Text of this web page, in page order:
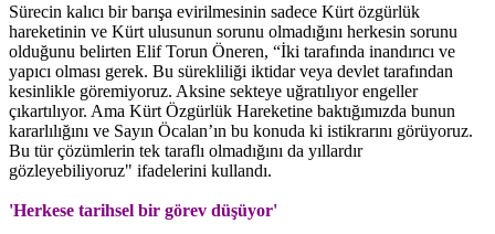
Sürecin kalıcı bir barışa evirilmesinin sadece Kürt özgürlük
hareketinin ve Kürt ulusunun sorunu olmadığını herkesin sorunu
olduğunu belirten Elif Torun Öneren, “İki tarafında inandırıcı ve
yapıcı olması gerek. Bu sürekliliği iktidar veya devlet tarafından
kesinlikle göremiyoruz. Aksine sekteye uğratılıyor engeller
çıkartılıyor. Ama Kürt Özgürlük Hareketine baktığımızda bunun
kararlılığını ve Sayın Öcalan’ın bu konuda ki istikrarını görüyoruz.
Bu tür çözümlerin tek taraflı olmadığını da yıllardır
gözleyebiliyoruz" ifadelerini kullandı.
'Herkese tarihsel bir görev düşüyor'